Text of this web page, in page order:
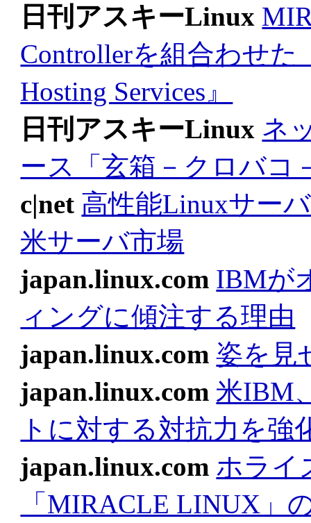
日刊アスキーLinux
Controllerを組合わせた
Hosting Services』
日刊アスキーLinux ネ
ース「玄箱－クロバコ
c|net 高性能Linuxサー
米サーバ市場
japan.linux.com IBMが
ィングに傾注する理由
japan.linux.com 姿を見
japan.linux.com 米IBM
トに対する対抗力を強
japan.linux.com ホライ
「MIRACLE LINUX」